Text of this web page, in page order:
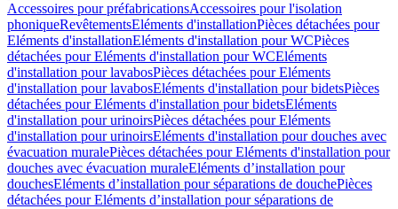
Accessoires pour préfabricationsAccessoires pour l'isolation
phoniqueRevêtementsEléments d'installationPièces détachées pour
Eléments d'installationEléments d'installation pour WCPièces
détachées pour Eléments d'installation pour WCEléments
d'installation pour lavabosPièces détachées pour Eléments
d'installation pour lavabosEléments d'installation pour bidetsPièces
détachées pour Eléments d'installation pour bidetsEléments
d'installation pour urinoirsPièces détachées pour Eléments
d'installation pour urinoirsEléments d'installation pour douches avec
évacuation muralePièces détachées pour Eléments d'installation pour
douches avec évacuation muraleEléments d’installation pour
douchesEléments d’installation pour séparations de douchePièces
détachées pour Eléments d’installation pour séparations de